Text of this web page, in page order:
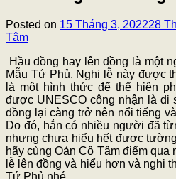
Posted on 15 Tháng 3, 202228
Tâm
Hầu đồng hay lên đồng là một
Mẫu Tứ Phủ. Nghi lễ này được
là một hình thức để thể hiện
được UNESCO công nhận là di
đồng lại càng trở nên nổi tiếng
Do đó, hẳn có nhiều người đã
nhưng chưa hiểu hết được
hãy cùng Oản Cô Tâm điểm
lễ lên đồng và hiểu hơn và nghi
Tứ Phủ nhé.